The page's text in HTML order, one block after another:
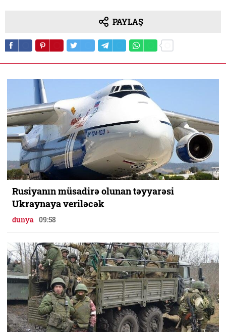
PAYLAŞ
Rusiyanın müsadirə olunan təyyarəsi
Ukraynaya veriləcək
dunya 09:58